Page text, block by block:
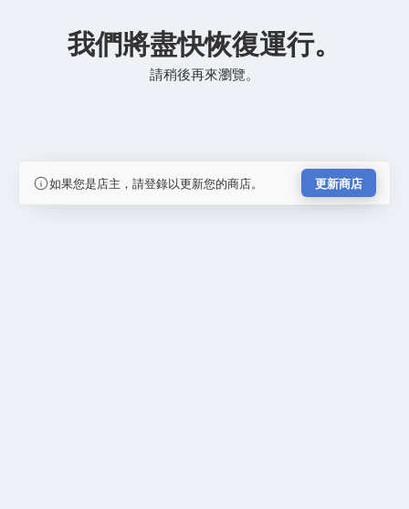
我們將盡快恢復運行。
請稍後再來瀏覽。
如果您是店主，請登錄以更新您的商店。 更新商店